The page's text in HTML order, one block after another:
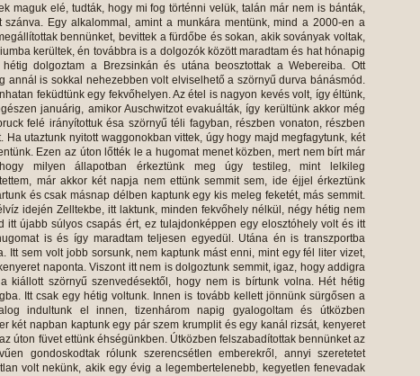
maguk elé, tudták, hogy mi fog történni velük, talán már nem is bánták,
Egy alkalommal, amint a munkára mentünk, mind a 2000-en a
bennünket, bevittek a fürdőbe és sokan, akik soványak voltak,
kerültek, én továbbra is a dolgozók között maradtam és hat hónapig
hétig dolgoztam a Brezsinkán és utána beosztottak a Webereiba. Ott
annál is sokkal nehezebben volt elviselhető a szörnyű durva bánásmód.
feküdtünk egy fekvőhelyen. Az étel is nagyon kevés volt, így éltünk,
januárig, amikor Auschwitzot evakuálták, így kerültünk akkor még
felé irányítottuk ésa szörnyű téli fagyban, részben vonaton, részben
Ha utaztunk nyitott waggonokban vittek, úgy hogy majd megfagytunk, két
Ezen az úton lőtték le a hugomat menet közben, mert nem bírt már
hogy milyen állapotban érkeztünk meg úgy testileg, mint lelkileg
már akkor két napja nem ettünk semmit sem, ide éjjel érkeztünk
és csak másnap délben kaptunk egy kis meleg feketét, más semmit.
idején Zelltekbe, itt laktunk, minden fekvőhely nélkül, négy hétig nem
itt újabb súlyos csapás ért, ez tulajdonképpen egy elosztóhely volt és itt
is és így maradtam teljesen egyedül. Utána én is transzportba
Itt sem volt jobb sorsunk, nem kaptunk mást enni, mint egy fél liter vizet,
naponta. Viszont itt nem is dolgoztunk semmit, igaz, hogy addigra
kiállott szörnyű szenvedésektől, hogy nem is bírtunk volna. Hét hétig
Itt csak egy hétig voltunk. Innen is tovább kellett jönnünk sürgősen a
indultunk el innen, tizenhárom napig gyalogoltam és útközben
két napban kaptunk egy pár szem krumplit és egy kanál rizsát, kenyeret
úton füvet ettünk éhségünkben. Útközben felszabadítottak bennünket az
gondoskodtak rólunk szerencsétlen emberekről, annyi szeretetet
volt nekünk, akik egy évig a legembertelenebb, kegyetlen fenevadak